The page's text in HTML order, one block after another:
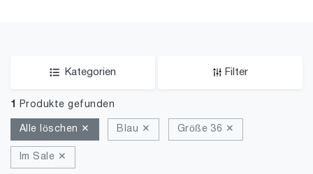
Kategorien Filter
1 Produkte gefunden
Alle löschen ✕ Blau ✕ Größe 36 ✕
Im Sale ✕